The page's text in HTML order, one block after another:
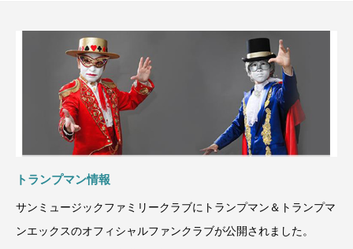
トランプマン情報
サンミュージックファミリークラブにトランプマン＆トランプマ
ンエックスのオフィシャルファンクラブが公開されました。